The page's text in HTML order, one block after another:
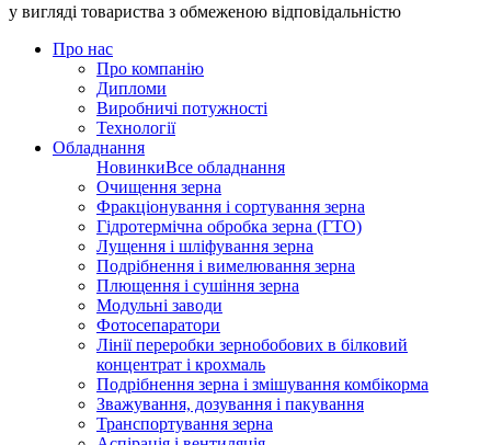
у вигляді товариства з обмеженою відповідальністю
Про нас
Про компанію
Дипломи
Виробничі потужності
Технології
Обладнання
НовинкиВсе обладнання
Очищення зерна
Фракціонування і сортування зерна
Гідротермічна обробка зерна (ГТО)
Лущення і шліфування зерна
Подрібнення і вимелювання зерна
Плющення і сушіння зерна
Модульні заводи
Фотосепаратори
Лінії переробки зернобобових в білковий
концентрат і крохмаль
Подрібнення зерна і змішування комбікорма
Зважування, дозування і пакування
Транспортування зерна